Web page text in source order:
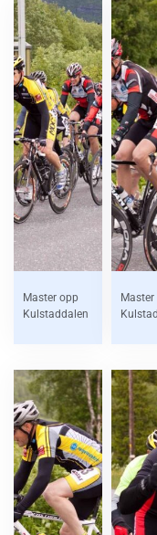
Master opp
Kulstaddalen